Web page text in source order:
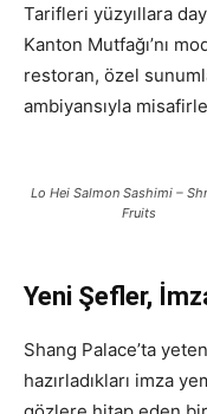
Tarifleri yüzyıllara
Kanton Mutfağı’nı
restoran, özel
ambiyansıyla
Lo Hei Salmon Sashimi –
Fruits
Yeni Şefler,
Shang Palace’ta
hazırladıkları imza